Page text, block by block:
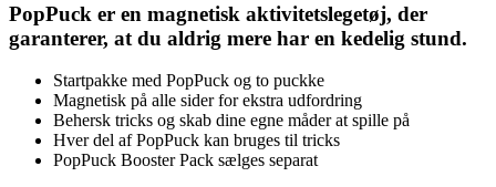
PopPuck er en magnetisk aktivitetslegetøj, der
garanterer, at du aldrig mere har en kedelig stund.
Startpakke med PopPuck og to puckke
Magnetisk på alle sider for ekstra udfordring
Behersk tricks og skab dine egne måder at spille på
Hver del af PopPuck kan bruges til tricks
PopPuck Booster Pack sælges separat